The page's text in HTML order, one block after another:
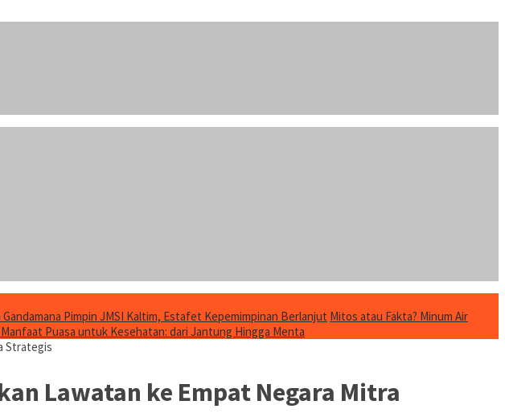
Gandamana Pimpin JMSI Kaltim, Estafet Kepemimpinan Berlanjut Mitos atau Fakta? Minum Air
Puasa untuk Kesehatan: dari Jantung Hingga Menta
Strategis
Lawatan ke Empat Negara Mitra